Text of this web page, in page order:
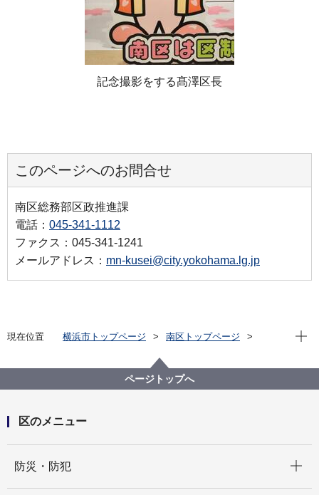
記念撮影をする髙澤区長
このページへのお問合せ
南区総務部区政推進課
電話： 045-341-1112
ファクス：045-341-1241
メールアドレス： mn-kusei@city.yokohama.lg.jp
現在位置 横浜市トップページ
南区トップページ
【区長コラム】区制80周年が盛り上がっています。
（2023年８月２日）
現在
ページトップへ
区のメニュー
防災・防犯